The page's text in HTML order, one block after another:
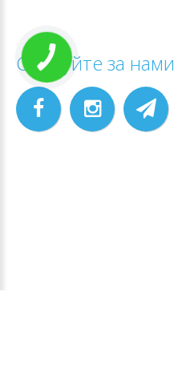
Слідкуйте за нами
КНОПКА
ЗВ'ЯЗКУ